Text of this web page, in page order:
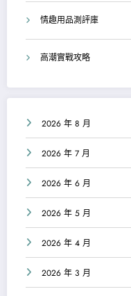
情趣用品測評庫
高潮實戰攻略
2026 年 8 月
2026 年 7 月
2026 年 6 月
2026 年 5 月
2026 年 4 月
2026 年 3 月